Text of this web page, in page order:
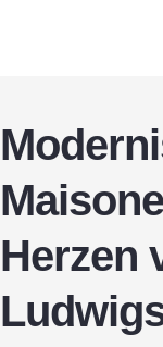
Herzen